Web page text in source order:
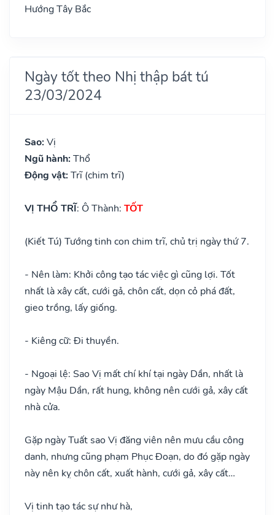
Hướng Tây Bắc
Ngày tốt theo Nhị thập bát tú
23/03/2024
Sao: Vị
Ngũ hành: Thổ
Động vật: Trĩ (chim trĩ)
VỊ THỔ TRĨ: Ô Thành: TỐT
(Kiết Tú) Tướng tinh con chim trĩ, chủ trị ngày thứ 7.
- Nên làm: Khởi công tạo tác việc gì cũng lợi. Tốt
nhất là xây cất, cưới gả, chôn cất, dọn cỏ phá đất,
gieo trồng, lấy giống.
- Kiêng cữ: Đi thuyền.
- Ngoại lệ: Sao Vị mất chí khí tại ngày Dần, nhất là
ngày Mậu Dần, rất hung, không nên cưới gả, xây cất
nhà cửa.
Gặp ngày Tuất sao Vị đăng viên nên mưu cầu công
danh, nhưng cũng phạm Phục Đoạn, do đó gặp ngày
này nên kỵ chôn cất, xuất hành, cưới gả, xây cất…
Vị tinh tạo tác sự như hà,